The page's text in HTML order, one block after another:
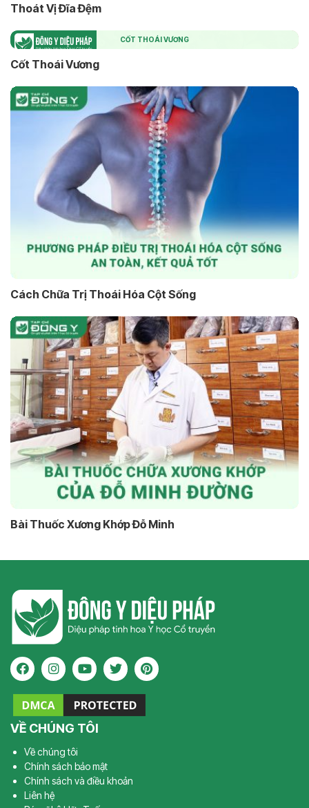
Thoát Vị Đĩa Đệm
CỐT THOÁI VƯƠNG
Cốt Thoái Vương
Cách Chữa Trị Thoái Hóa Cột Sống
Bài Thuốc Xương Khớp Đỗ Minh
VỀ CHÚNG TÔI
Về chúng tôi
Chính sách bảo mật
Chính sách và điều khoản
Liên hệ